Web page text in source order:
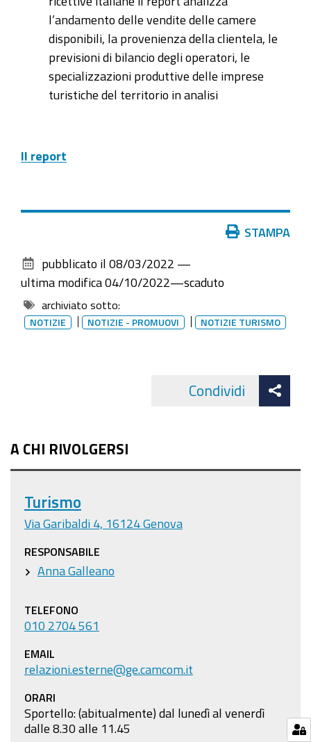
l’andamento delle vendite delle camere
disponibili, la provenienza della clientela, le
previsioni di bilancio degli operatori, le
specializzazioni produttive delle imprese
turistiche del territorio in analisi
Il report
documento
STAMPA
pubblicato il 08/03/2022 —
ultima modifica 04/10/2022—scaduto
archiviato sotto:
NOTIZIE NOTIZIE - PROMUOVI NOTIZIE TURISMO
Condividi
A CHI RIVOLGERSI
Turismo
Via Garibaldi 4, 16124 Genova
RESPONSABILE
Anna Galleano
TELEFONO
010 2704 561
EMAIL
relazioni.esterne@ge.camcom.it
ORARI
Sportello: (abitualmente) dal lunedì al venerdì
dalle 8.30 alle 11.45